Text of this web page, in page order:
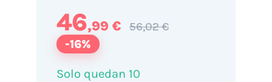
46,99 € 56,02 €
-16%
Solo quedan 10